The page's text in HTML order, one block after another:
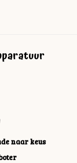
naar keus